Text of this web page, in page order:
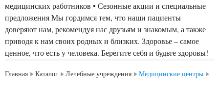
медицинских работников • Сезонные акции и специальные
предложения Мы гордимся тем, что наши пациенты
доверяют нам, рекомендуя нас друзьям и знакомым, а также
приводя к нам своих родных и близких. Здоровье – самое
ценное, что есть у человека. Берегите себя и будьте здоровы!
Главная Каталог Лечебные учреждения Медицинские центры